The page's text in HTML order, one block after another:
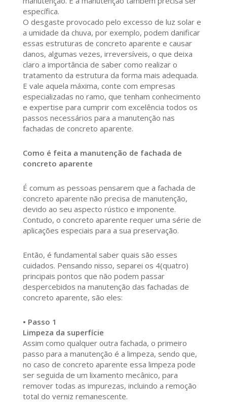
específica.
O desgaste provocado pelo excesso de luz solar e
a umidade da chuva, por exemplo, podem danificar
essas estruturas de concreto aparente e causar
danos, algumas vezes, irreversíveis, o que deixa
claro a importância de saber como realizar o
tratamento da estrutura da forma mais adequada.
E vale aquela máxima, conte com empresas
especializadas no ramo, que tenham conhecimento
e expertise para cumprir com excelência todos os
passos necessários para a manutenção nas
fachadas de concreto aparente.
Como é feita a manutenção de fachada de
concreto aparente
É comum as pessoas pensarem que a fachada de
concreto aparente não precisa de manutenção,
devido ao seu aspecto rústico e imponente.
Contudo, o concreto aparente requer uma série de
aplicações especiais para a sua preservação.
Então, é fundamental saber quais são esses
cuidados. Pensando nisso, separei os 4(quatro)
principais pontos que não podem passar
despercebidos na manutenção das fachadas de
concreto aparente, são eles:
• Passo 1
Limpeza da superfície
Assim como qualquer outra fachada, o primeiro
passo para a manutenção é a limpeza, sendo que,
no caso de concreto aparente essa limpeza pode
ser seguida de um lixamento mecânico, para
remover todas as impurezas, incluindo a remoção
total do verniz remanescente.